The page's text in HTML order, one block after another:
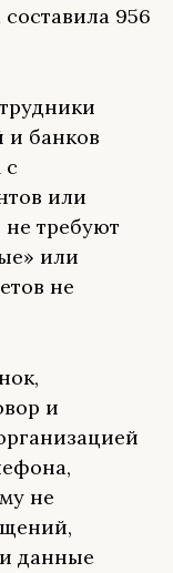
956
и банков
с
или
требуют
или
не
и
не
данные